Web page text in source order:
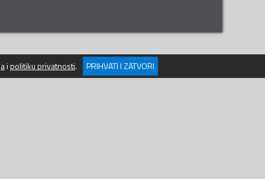
ipolitiku privatnosti. PRIHVATI I ZATVORI